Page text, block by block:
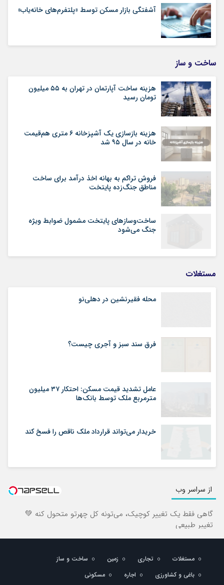
آشفتگی بازار مسکن توسط «پلتفرم‌های خانه‌یاب»
ساخت و ساز
هزینه ساخت آپارتمان در تهران به ۵۵ میلیون
تومان رسید
هزینه بازسازی یک آشپزخانه ۶ متری هم‌قیمت
خانه در سال ۹۵ شد
فروش تراکم به بهانه اخذ درآمد برای ساخت
مناطق جنگ‌زده پایتخت
ساخت‌وسازهای پایتخت مشمول ضوابط ویژه
جنگ می‌شود
مستغلات
محله فقیرنشین در دهلی‏‌نو
فرق سند سبز و آجری چیست؟
عامل تشدید قیمت مسکن: احتکار ۳۷ میلیون
مترمربع ملک توسط بانک‌ها
خریدار می‌تواند قرارداد ملک ناقص را فسخ کند
از سراسر وب
گاهی فقط یک تغییر کوچیک، می‌تونه کل چهرتو متحول کنه 💚
تغییر طبیعی
مستغلات تجاری زمین
ساخت و ساز
باغی و کشاورزی
اجاره مسکونی